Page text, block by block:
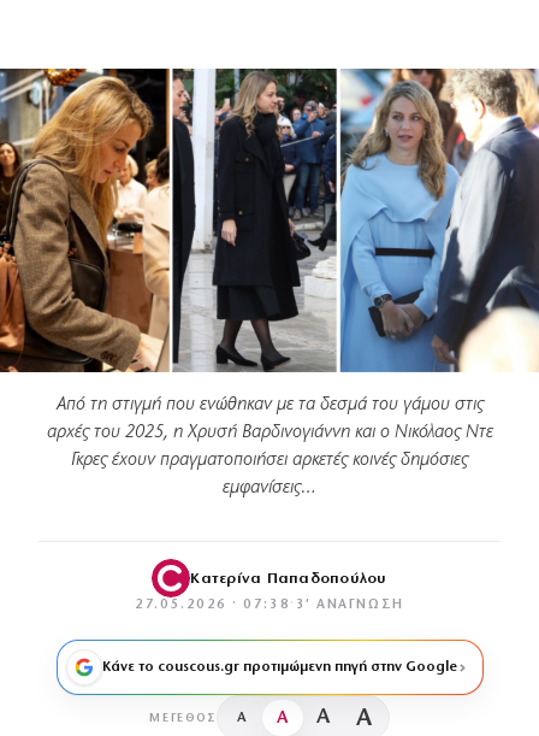
Από τη στιγμή που ενώθηκαν με τα δεσμά του γάμου στις
αρχές του 2025, η Χρυσή Βαρδινογιάννη και ο Νικόλαος Ντε
Γκρες έχουν πραγματοποιήσει αρκετές κοινές δημόσιες
εμφανίσεις…
Κατερίνα Παπαδοπούλου
27.05.2026 · 07:38 · 3′ ΑΝΆΓΝΩΣΗ
Κάνε το couscous.gr προτιμώμενη πηγή στην Google
ΜΈΓΕΘΟΣ A A A A